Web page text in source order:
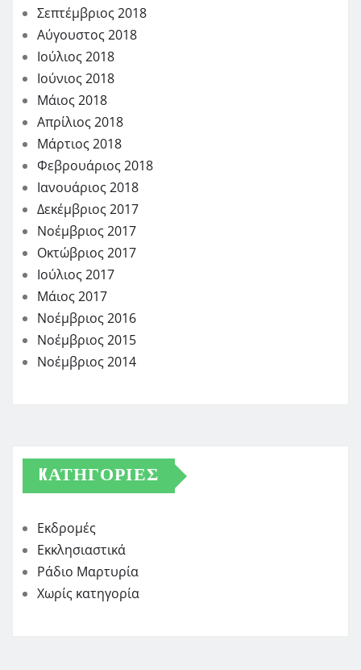
Σεπτέμβριος 2018
Αύγουστος 2018
Ιούλιος 2018
Ιούνιος 2018
Μάιος 2018
Απρίλιος 2018
Μάρτιος 2018
Φεβρουάριος 2018
Ιανουάριος 2018
Δεκέμβριος 2017
Νοέμβριος 2017
Οκτώβριος 2017
Ιούλιος 2017
Μάιος 2017
Νοέμβριος 2016
Νοέμβριος 2015
Νοέμβριος 2014
KΑΤΗΓΟΡΊΕΣ
Εκδρομές
Εκκλησιαστικά
Ράδιο Μαρτυρία
Χωρίς κατηγορία